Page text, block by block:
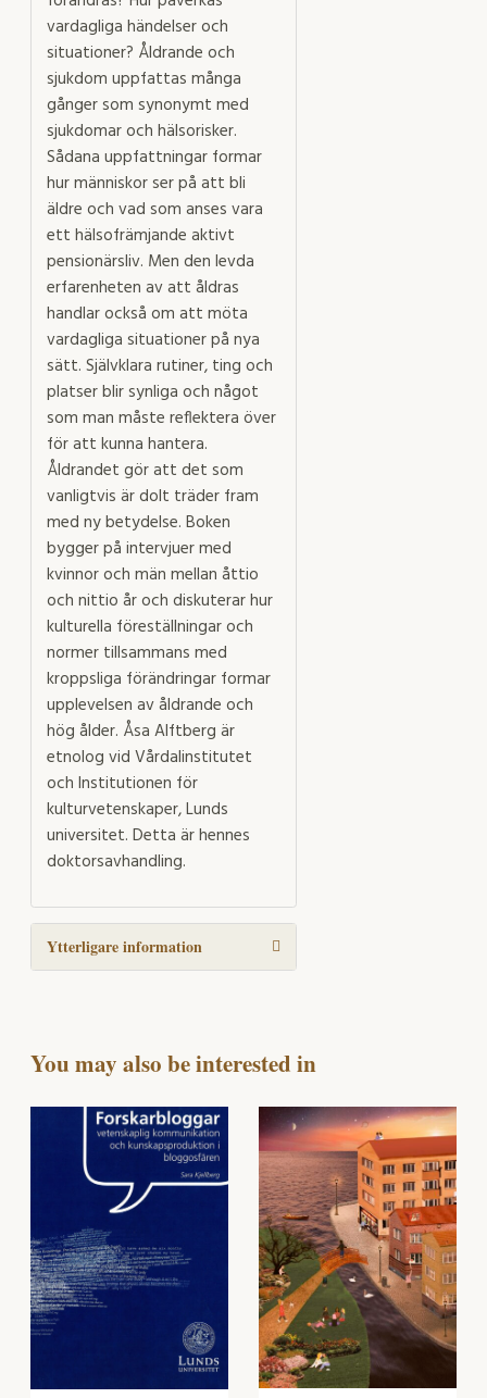
vardagliga händelser och
situationer? Åldrande och
sjukdom uppfattas många
gånger som synonymt med
sjukdomar och hälsorisker.
Sådana uppfattningar formar
hur människor ser på att bli
äldre och vad som anses vara
ett hälsofrämjande aktivt
pensionärsliv. Men den levda
erfarenheten av att åldras
handlar också om att möta
vardagliga situationer på nya
sätt. Självklara rutiner, ting och
platser blir synliga och något
som man måste reflektera över
för att kunna hantera.
Åldrandet gör att det som
vanligtvis är dolt träder fram
med ny betydelse. Boken
bygger på intervjuer med
kvinnor och män mellan åttio
och nittio år och diskuterar hur
kulturella föreställningar och
normer tillsammans med
kroppsliga förändringar formar
upplevelsen av åldrande och
hög ålder. Åsa Alftberg är
etnolog vid Vårdalinstitutet
och Institutionen för
kulturvetenskaper, Lunds
universitet. Detta är hennes
doktorsavhandling.
Ytterligare information
You may also be interested in